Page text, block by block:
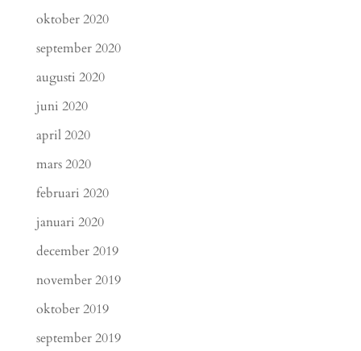
oktober 2020
september 2020
augusti 2020
juni 2020
april 2020
mars 2020
februari 2020
januari 2020
december 2019
november 2019
oktober 2019
september 2019